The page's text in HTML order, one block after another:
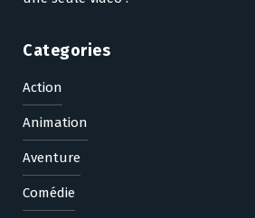
Categories
Action
Animation
Aventure
Comédie